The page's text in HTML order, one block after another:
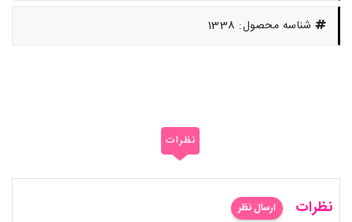
شناسه محصول: 1338
نظرات
نظرات ارسال نظر